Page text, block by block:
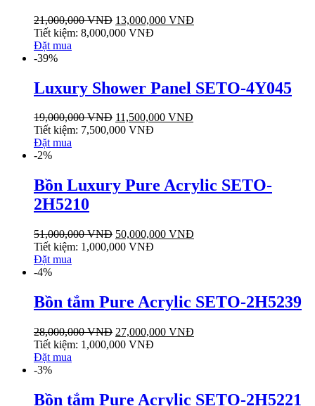
21,000,000VNĐ 13,000,000 VNĐ
Tiết kiệm: 8,000,000 VNĐ
Đặt mua
-39%
Luxury Shower Panel SETO-4Y045
19,000,000VNĐ 11,500,000 VNĐ
Tiết kiệm: 7,500,000 VNĐ
Đặt mua
-2%
Bồn Luxury Pure Acrylic SETO-
2H5210
51,000,000VNĐ 50,000,000 VNĐ
Tiết kiệm: 1,000,000 VNĐ
Đặt mua
-4%
Bồn tắm Pure Acrylic SETO-2H5239
28,000,000VNĐ 27,000,000 VNĐ
Tiết kiệm: 1,000,000 VNĐ
Đặt mua
-3%
Bồn tắm Pure Acrylic SETO-2H5221